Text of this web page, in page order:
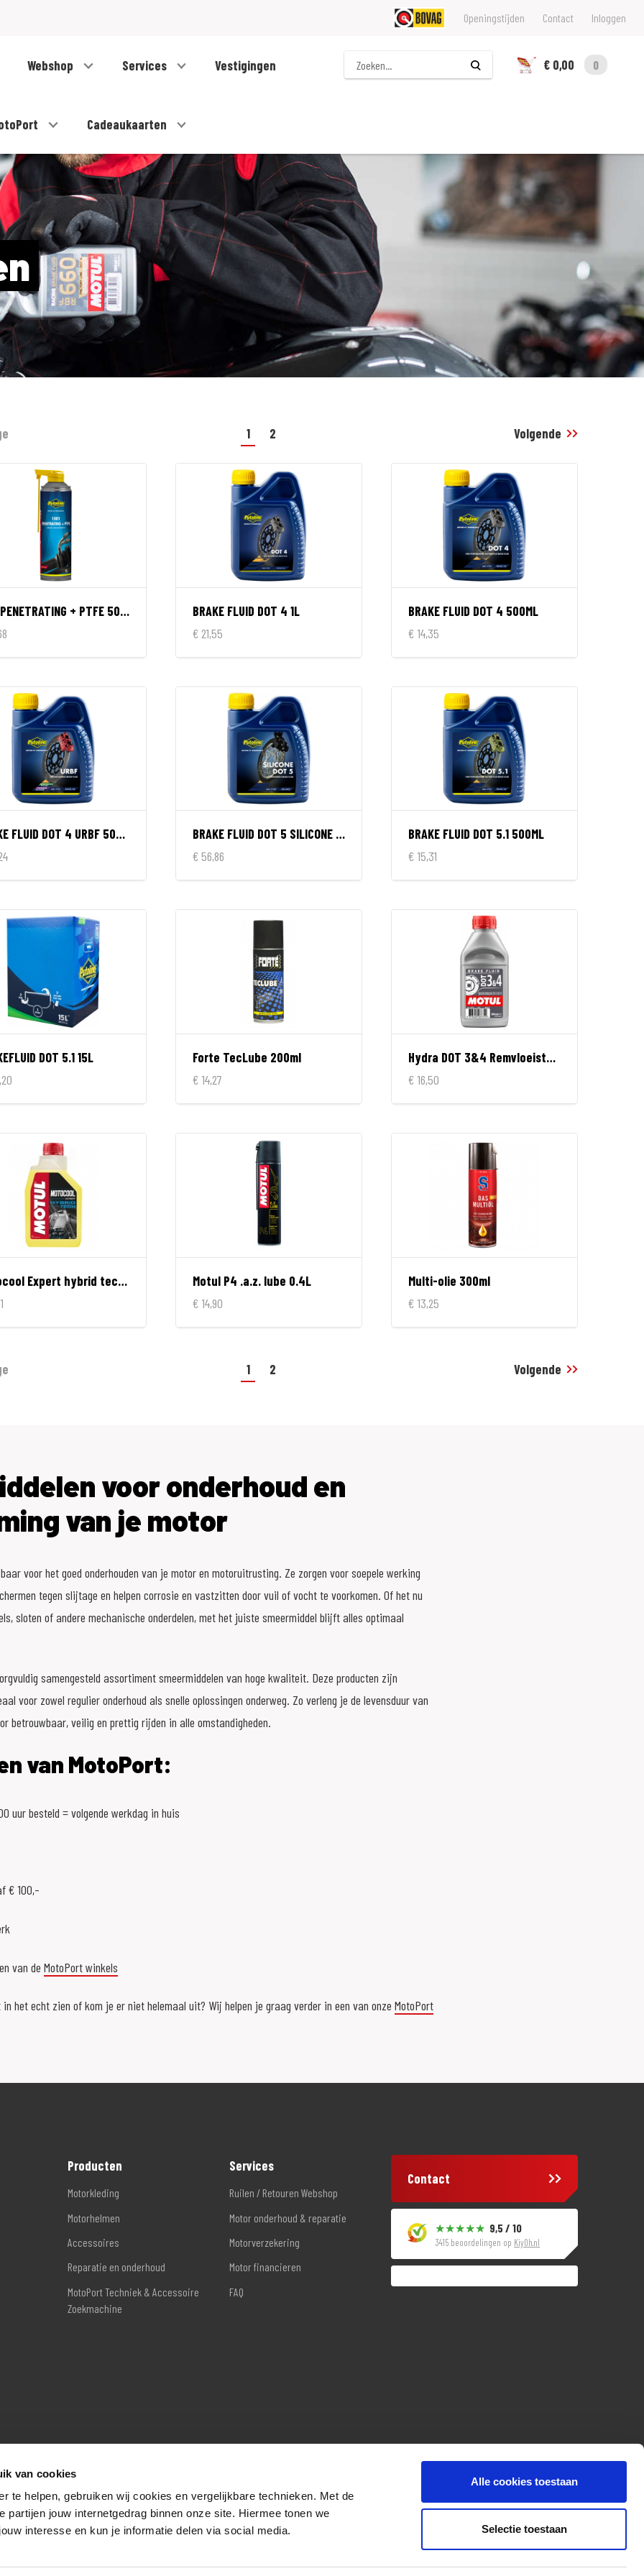
van cookies
te helpen, gebruiken wij cookies en vergelijkbare technieken. Met de
partijen jouw internetgedrag binnen onze site. Hiermee tonen we
interesse en kun je informatie delen via social media.
Alle cookies toestaan
Selectie toestaan
Openingstijden Contact Inloggen
Webshop Services Vestigingen
Cadeaukaarten
Zoeken
€ 0,00
0
1 2 Volgende
1001 PENETRATING + PTFE 500ML
BRAKE FLUID DOT 4 1L
€ 21,55
BRAKE FLUID DOT 4 500ML
€ 14,35
BRAKE FLUID DOT 4 URBF 500ML
BRAKE FLUID DOT 5 SILICONE 500ML
€ 56,86
BRAKE FLUID DOT 5.1 500ML
€ 15,31
DOT 5.1 15L
Forte TecLube 200ml
€ 14,27
Hydra DOT 3&4 Remvloeistof 500ml
€ 16,50
Motocool Expert hybrid tech koelvloeistof 1L
Motul P4 .a.z. lube 0.4L
€ 14,90
Multi-olie 300ml
€ 13,25
1 2 Volgende
voor onderhoud en
van je motor
voor het goed onderhouden van je motor en motoruitrusting. Ze zorgen voor soepele werking
tegen slijtage en helpen corrosie en vastzitten door vuil of vocht te voorkomen. Of het nu
sloten of andere mechanische onderdelen, met het juiste smeermiddel blijft alles optimaal
samengesteld assortiment smeermiddelen van hoge kwaliteit. Deze producten zijn
voor zowel regulier onderhoud als snelle oplossingen onderweg. Zo verleng je de levensduur van
betrouwbaar, veilig en prettig rijden in alle omstandigheden.
van MotoPort:
uur besteld = volgende werkdag in huis
€ 100,-
van de MotoPort winkels
in het echt zien of kom je er niet helemaal uit? Wij helpen je graag verder in een van onze MotoPort
Producten
Motorkleding
Motorhelmen
Accessoires
Reparatie en onderhoud
MotoPort Techniek & Accessoire
Zoekmachine
Services
Ruilen / Retouren Webshop
Motor onderhoud & reparatie
Motorverzekering
Motor financieren
FAQ
Contact
9,5 / 10
3415 beoordelingen op KiyOh.nl